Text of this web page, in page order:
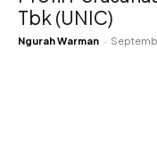
Tbk (UNIC)
Ngurah Warman -